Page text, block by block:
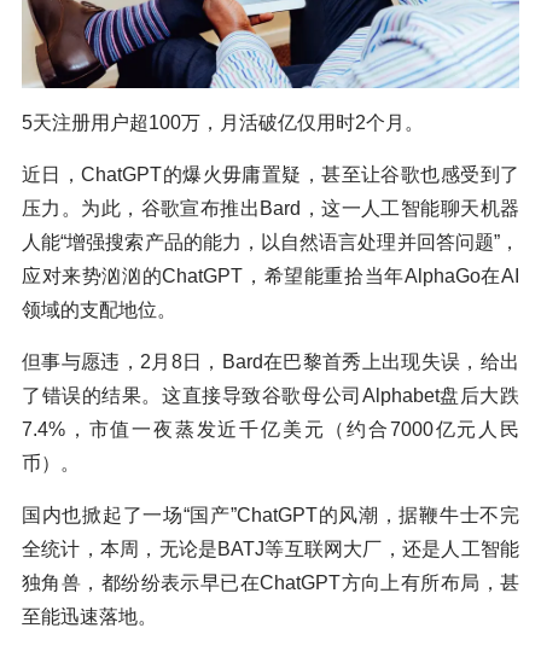
5天注册用户超100万，月活破亿仅用时2个月。
近日，ChatGPT的爆火毋庸置疑，甚至让谷歌也感受到了
压力。为此，谷歌宣布推出Bard，这一人工智能聊天机器
人能“增强搜索产品的能力，以自然语言处理并回答问题”，
应对来势汹汹的ChatGPT，希望能重拾当年AlphaGo在AI
领域的支配地位。
但事与愿违，2月8日，Bard在巴黎首秀上出现失误，给出
了错误的结果。这直接导致谷歌母公司Alphabet盘后大跌
7.4%，市值一夜蒸发近千亿美元（约合7000亿元人民
币）。
国内也掀起了一场“国产”ChatGPT的风潮，据鞭牛士不完
全统计，本周，无论是BATJ等互联网大厂，还是人工智能
独角兽，都纷纷表示早已在ChatGPT方向上有所布局，甚
至能迅速落地。